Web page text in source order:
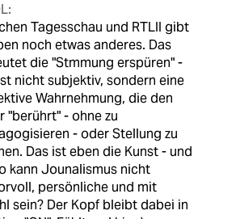
Tagesschau und RTLII gibt
noch etwas anderes. Das
die "Stmmung erspüren" -
nicht subjektiv, sondern eine
Wahrnehmung, die den
"berührt" - ohne zu
- oder Stellung zu
Das ist eben die Kunst - und
kann Jounalismus nicht
persönliche und mit
sein? Der Kopf bleibt dabei in